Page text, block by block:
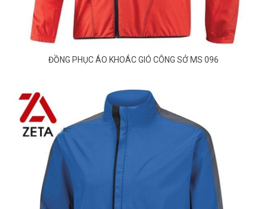
ĐỒNG PHỤC ÁO KHOÁC GIÓ CÔNG SỞ MS 096